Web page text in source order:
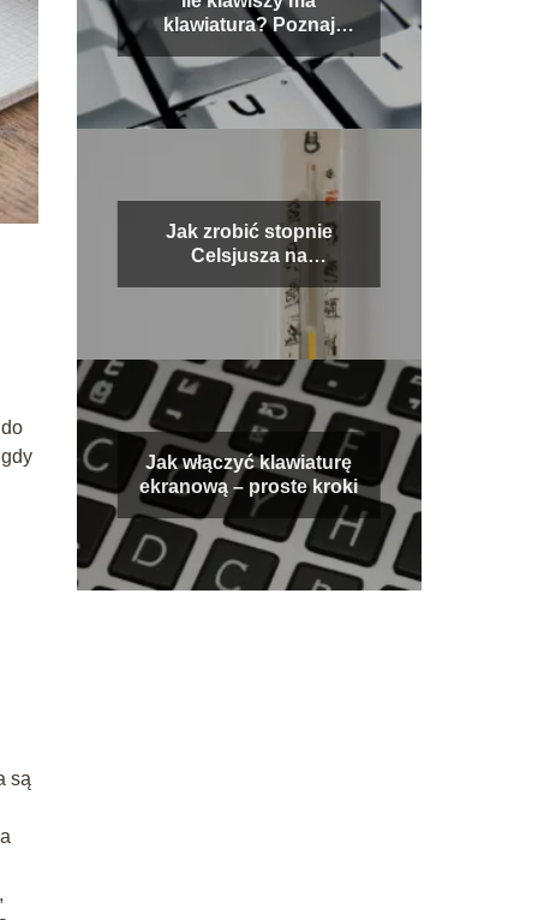
są
klawiatura? Poznaj
pełną liczbę klawiszy na
standardowej
klawiaturze
Jak zrobić stopnie
Celsjusza na
klawiaturze?
Jak włączyć klawiaturę
ekranową – proste kroki